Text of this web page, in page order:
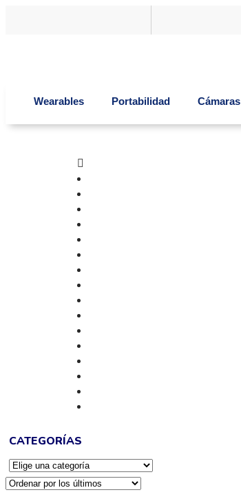
Wearables Portabilidad Cámaras
CATEGORÍAS